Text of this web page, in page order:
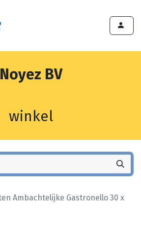
Noyez BV
winkel
Ambachtelijke Gastronello 30 x